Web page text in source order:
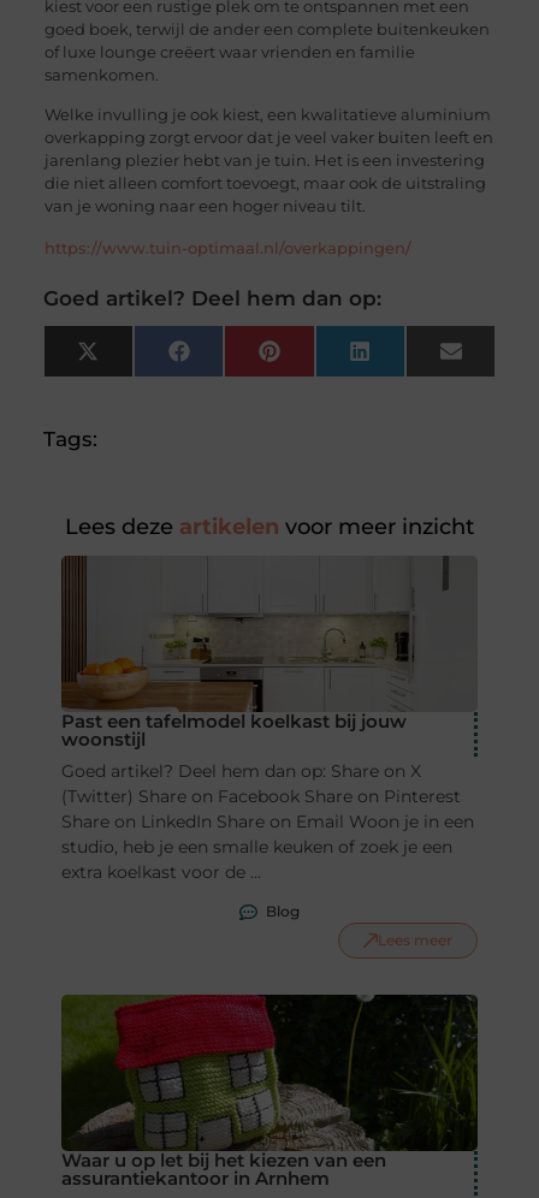
kiest voor een rustige plek om te ontspannen met een
goed boek, terwijl de ander een complete buitenkeuken
of luxe lounge creëert waar vrienden en familie
samenkomen.
Welke invulling je ook kiest, een kwalitatieve aluminium
overkapping zorgt ervoor dat je veel vaker buiten leeft en
jarenlang plezier hebt van je tuin. Het is een investering
die niet alleen comfort toevoegt, maar ook de uitstraling
van je woning naar een hoger niveau tilt.
https://www.tuin-optimaal.nl/overkappingen/
Goed artikel? Deel hem dan op:
X
(Twitter)
FacebookPinterest LinkedIn Email
Tags:
Lees deze artikelen voor meer inzicht
Past een tafelmodel koelkast bij jouw
woonstijl
Goed artikel? Deel hem dan op: Share on X
(Twitter) Share on Facebook Share on Pinterest
Share on LinkedIn Share on Email Woon je in een
studio, heb je een smalle keuken of zoek je een
extra koelkast voor de ...
Blog
Lees meer
Waar u op let bij het kiezen van een
assurantiekantoor in Arnhem